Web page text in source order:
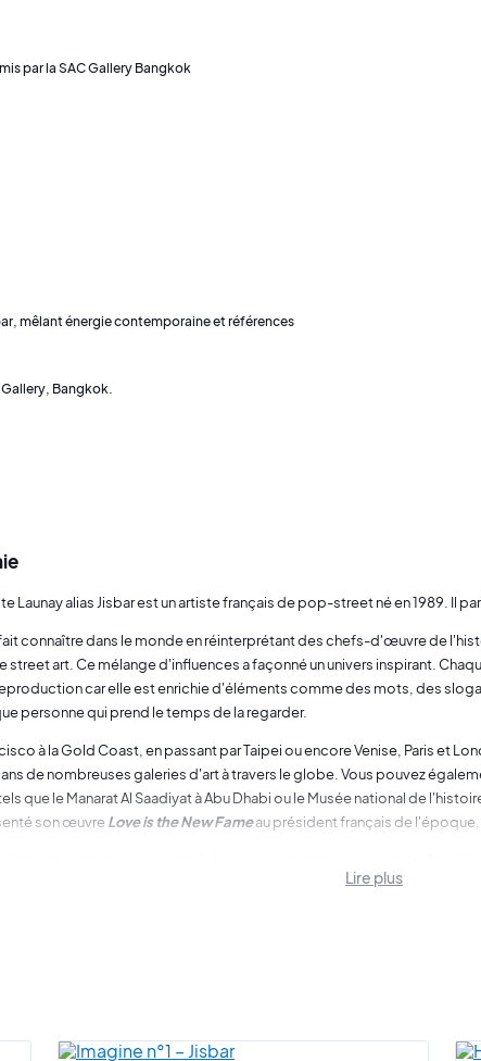
par la SAC Gallery Bangkok
mêlant énergie contemporaine et références
Bangkok.
Launay alias Jisbar est un artiste français de pop-street né en 1989. Il
connaître dans le monde en réinterprétant des chefs-d'œuvre de
street art. Ce mélange d'influences a façonné un univers inspirant.
car elle est enrichie d'éléments comme des mots, des
personne qui prend le temps de la regarder.
à la Gold Coast, en passant par Taipei ou encore Venise, Paris et
de nombreuses galeries d'art à travers le globe. Vous pouvez
que le Manarat Al Saadiyat à Abu Dhabi ou le Musée national de
son œuvre Love is the New Fameau président français de l'époque,
dans l'espace une nouvelle version de sa Joconde réinterprétée. Le
Lire plus